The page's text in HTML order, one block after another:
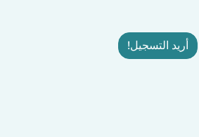
أريد التسجيل!